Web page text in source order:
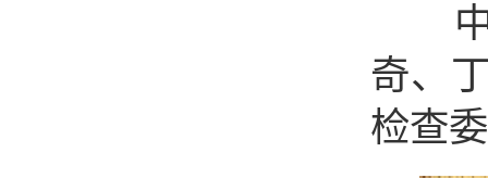
中
奇、
检查